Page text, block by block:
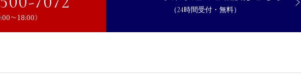
備投資の負担が軽減
をするデメリット
〜18:00）
（24時間受付・無料）